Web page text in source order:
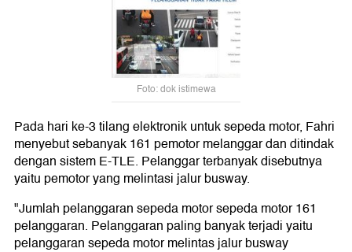
Foto: dok istimewa
Pada hari ke-3 tilang elektronik untuk sepeda motor, Fahri
menyebut sebanyak 161 pemotor melanggar dan ditindak
dengan sistem E-TLE. Pelanggar terbanyak disebutnya
yaitu pemotor yang melintasi jalur busway.
"Jumlah pelanggaran sepeda motor sepeda motor 161
pelanggaran. Pelanggaran paling banyak terjadi yaitu
pelanggaran sepeda motor melintas jalur busway